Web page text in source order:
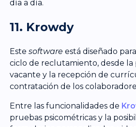
día a día.
11. Krowdy
Este software está diseñado
ciclo de reclutamiento, desde la
vacante y la recepción de
contratación de los
Entre las funcionalidades de
pruebas psicométricas y la